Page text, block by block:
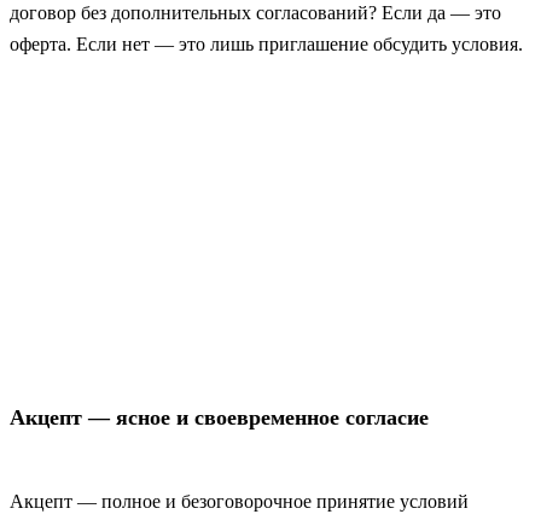
договор без дополнительных согласований? Если да — это
оферта. Если нет — это лишь приглашение обсудить условия.
Акцепт — ясное и своевременное согласие
Акцепт — полное и безоговорочное принятие условий